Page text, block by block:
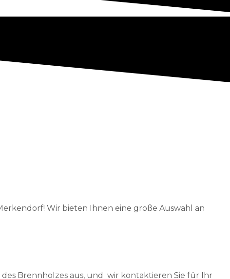
Wir bieten Ihnen eine große Auswahl an
Brennholzes aus, und wir kontaktieren Sie für Ihr